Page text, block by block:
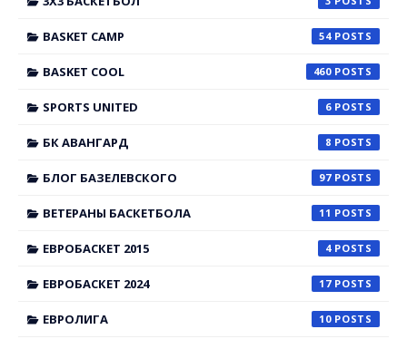
BASKET CAMP 54
BASKET COOL 460
SPORTS UNITED 6
БК АВАНГАРД 8
БЛОГ БАЗЕЛЕВСКОГО 97
ВЕТЕРАНЫ БАСКЕТБОЛА 11
ЕВРОБАСКЕТ 2015 4
ЕВРОБАСКЕТ 2024 17
ЕВРОЛИГА 10